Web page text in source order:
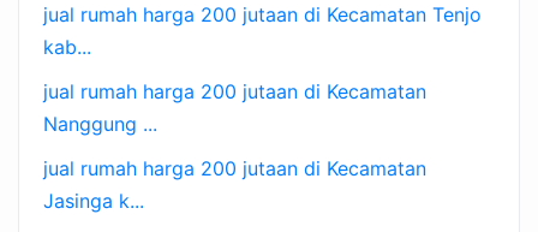
jual rumah harga 200 jutaan di Kecamatan Tenjo
kab...
jual rumah harga 200 jutaan di Kecamatan
Nanggung ...
jual rumah harga 200 jutaan di Kecamatan
Jasinga k...